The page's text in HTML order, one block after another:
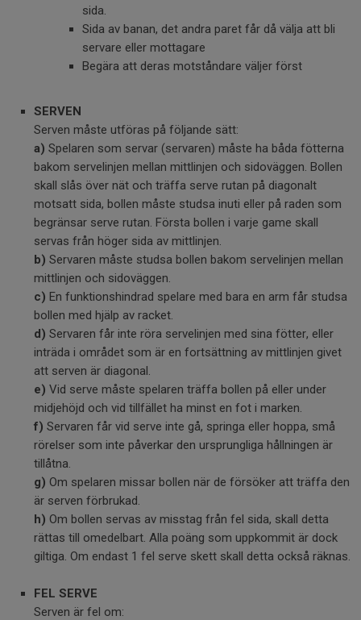
sida.
Sida av banan, det andra paret får då välja att bli
servare eller mottagare
Begära att deras motståndare väljer först
SERVEN
Serven måste utföras på följande sätt:
a) Spelaren som servar (servaren) måste ha båda fötterna
bakom servelinjen mellan mittlinjen och sidoväggen. Bollen
skall slås över nät och träffa serve rutan på diagonalt
motsatt sida, bollen måste studsa inuti eller på raden som
begränsar serve rutan. Första bollen i varje game skall
servas från höger sida av mittlinjen.
b) Servaren måste studsa bollen bakom servelinjen mellan
mittlinjen och sidoväggen.
c) En funktionshindrad spelare med bara en arm får studsa
bollen med hjälp av racket.
d) Servaren får inte röra servelinjen med sina fötter, eller
inträda i området som är en fortsättning av mittlinjen givet
att serven är diagonal.
e) Vid serve måste spelaren träffa bollen på eller under
midjehöjd och vid tillfället ha minst en fot i marken.
f) Servaren får vid serve inte gå, springa eller hoppa, små
rörelser som inte påverkar den ursprungliga hållningen är
tillåtna.
g) Om spelaren missar bollen när de försöker att träffa den
är serven förbrukad.
h) Om bollen servas av misstag från fel sida, skall detta
rättas till omedelbart. Alla poäng som uppkommit är dock
giltiga. Om endast 1 fel serve skett skall detta också räknas.
FEL SERVE
Serven är fel om: